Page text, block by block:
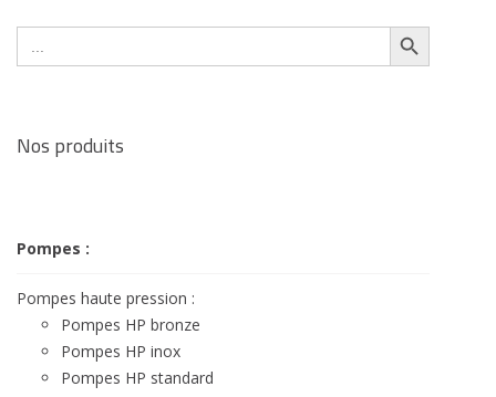
Search
for:
Search Button
Nos produits
Pompes :
Pompes haute pression :
Pompes HP bronze
Pompes HP inox
Pompes HP standard